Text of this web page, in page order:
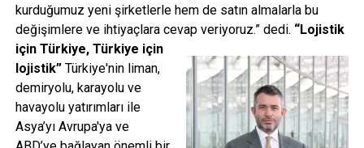
kurduğumuz yeni şirketlerle hem de satın almalarla bu
değişimlere ve ihtiyaçlara cevap veriyoruz.” dedi. “Lojistik
için Türkiye, Türkiye için
lojistik”Türkiye'nin liman,
demiryolu, karayolu ve
havayolu yatırımları ile
Asya’yı Avrupa'ya ve